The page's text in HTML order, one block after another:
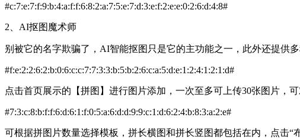
#c:7:e:7:f:9:b:4:a:f:f:6:8:2:a:7:5:e:7:d:3:e:f:2:e:e:0:2:6:d:4:8#
2、AI抠图魔术师
别被它的名字欺骗了，AI智能抠图只是它的主功能之一，此外还提供
#f:e:2:2:6:2:b:0:6:c:c:7:7:3:3:b:5:b:2:6:c:a:5:d:e:1:2:4:1:2:1:d#
点击首页展示的【拼图】进行图片添加，一次至多可上传30张图片，
#7:3:c:8:b:f:f:6:d:6:1:f:0:5:a:6:d:d:9:9:c:1:d:6:2:4:b:8:3:a:2:e#
可根据拼图片数量选择模板，拼长横图和拼长竖图都包括在内，点击“